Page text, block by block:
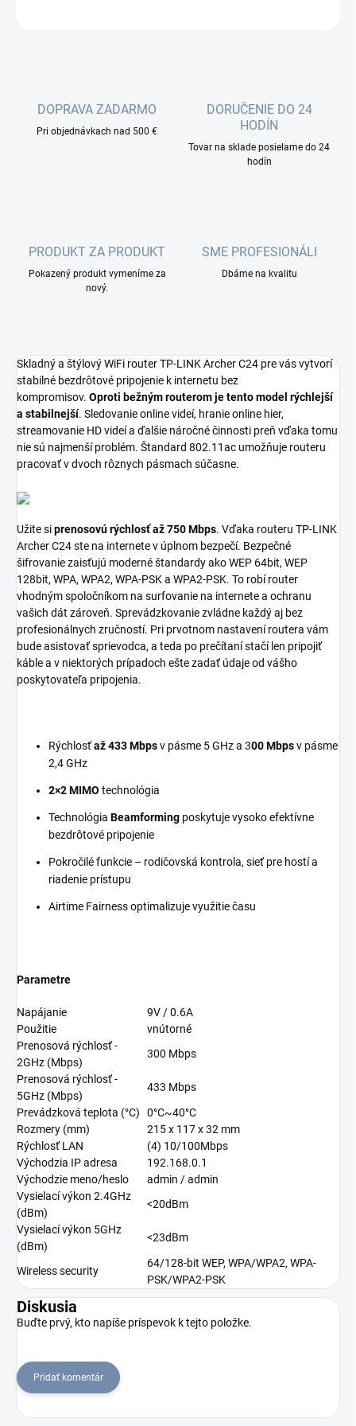
DOPRAVA ZADARMO
Pri objednávkach nad 500 €
DORUČENIE DO 24
HODÍN
Tovar na sklade posielame do 24
hodín
PRODUKT ZA PRODUKT
Pokazený produkt vymeníme za
nový.
SME PROFESIONÁLI
Dbáme na kvalitu
Skladný a štýlový WiFi router TP-LINK Archer C24 pre vás vytvorí
stabilné bezdrôtové pripojenie k internetu bez
kompromisov. Oproti bežným routerom je tento model rýchlejší
a stabilnejší. Sledovanie online videí, hranie online hier,
streamovanie HD videí a ďalšie náročné činnosti preň vďaka tomu
nie sú najmenší problém. Štandard 802.11ac umožňuje routeru
pracovať v dvoch rôznych pásmach súčasne.
Užite siprenosovú rýchlosť až 750 Mbps. Vďaka routeru TP-LINK
Archer C24 ste na internete v úplnom bezpečí. Bezpečné
šifrovanie zaisťujú moderné štandardy ako WEP 64bit, WEP
128bit, WPA, WPA2, WPA-PSK a WPA2-PSK. To robí router
vhodným spoločníkom na surfovanie na internete a ochranu
vašich dát zároveň. Sprevádzkovanie zvládne každý aj bez
profesionálnych zručností. Pri prvotnom nastavení routera vám
bude asistovať sprievodca, a teda po prečítaní stačí len pripojiť
káble a v niektorých prípadoch ešte zadať údaje od vášho
poskytovateľa pripojenia.
Rýchlosťaž 433 Mbpsv pásme 5 GHz a 300 Mbpsv pásme
2,4 GHz
2×2 MIMO technológia
Technológia Beamforming poskytuje vysoko efektívne
bezdrôtové pripojenie
Pokročilé funkcie – rodičovská kontrola, sieť pre hostí a
riadenie prístupu
Airtime Fairness optimalizuje využitie času
Parametre
Napájanie
9V / 0.6A
Použitie
vnútorné
Prenosová rýchlosť -
2GHz (Mbps)
300 Mbps
Prenosová rýchlosť -
5GHz (Mbps)
433 Mbps
Prevádzková teplota (°C)
0°C~40°C
Rozmery (mm)
215 x 117 x 32 mm
Rýchlosť LAN
(4) 10/100Mbps
Východzia IP adresa
192.168.0.1
Východzie meno/heslo
admin / admin
Vysielací výkon 2.4GHz
(dBm)
<20dBm
Vysielací výkon 5GHz
(dBm)
<23dBm
Wireless security
64/128-bit WEP, WPA/WPA2, WPA-
PSK/WPA2-PSK
Diskusia
Buďte prvý, kto napíše príspevok k tejto položke.
Pridať komentár